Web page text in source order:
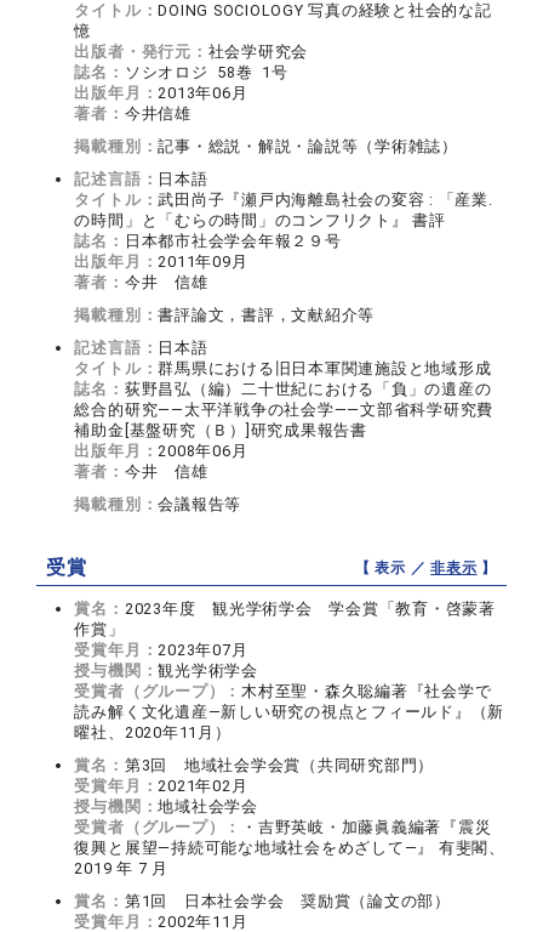
タイトル：DOING SOCIOLOGY 写真の経験と社会的な記
憶
出版者・発行元： 社会学研究会
誌名： ソシオロジ 58巻 1号
出版年月：2013年06月
著者： 今井信雄
掲載種別：記事・総説・解説・論説等（学術雑誌）
記述言語： 日本語
タイトル：武田尚子『瀬戸内海離島社会の変容 : 「産業.
の時間」と「むらの時間」のコンフリクト』 書評
誌名： 日本都市社会学会年報２９号
出版年月：2011年09月
著者： 今井 信雄
掲載種別：書評論文，書評，文献紹介等
記述言語： 日本語
タイトル：群馬県における旧日本軍関連施設と地域形成
誌名： 荻野昌弘（編）二十世紀における「負」の遺産の
総合的研究――太平洋戦争の社会学――文部省科学研究費
補助金[基盤研究（Ｂ）]研究成果報告書
出版年月：2008年06月
著者： 今井 信雄
掲載種別：会議報告等
受賞 【 表示 ／非表示 】
賞名： 2023年度 観光学術学会 学会賞「教育・啓蒙著
作賞」
受賞年月：2023年07月
授与機関：観光学術学会
受賞者（グループ）：木村至聖・森久聡編著『社会学で
読み解く文化遺産―新しい研究の視点とフィールド』（新
曜社、2020年11月）
賞名： 第3回 地域社会学会賞（共同研究部門）
受賞年月：2021年02月
授与機関：地域社会学会
受賞者（グループ）：
・吉野英岐・加藤眞義編著『震災
復興と展望―持続可能な地域社会をめざして―』 有斐閣、
2019 年 7 月
賞名： 第1回 日本社会学会 奨励賞（論文の部）
受賞年月：2002年11月